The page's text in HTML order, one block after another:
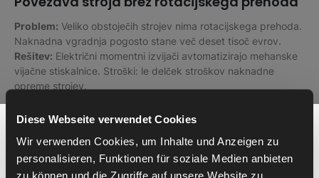
Diese Webseite verwendet Cookies
Wir verwenden Cookies, um Inhalte und Anzeigen zu
personalisieren, Funktionen für soziale Medien anbieten
zu können und die Zugriffe auf unsere Website zu
Problem: Veliko obstoječih strojev nima rotacijskega prehoda.
Naknadna vgradnja pogosto stane več deset tisoč evrov.
Rešitev: Električni momentni izvijači avtomatizirajo mehanske
vijačne stiskalnice. Stroški: le delček stroškov naknadne
opreme strojev.
Raznolikost delov in prilagodljivost
Problem:Proizvajalec po naročilu s široko paleto izdelkov –
pri mehanskih sistemih je čas preureditve opreme dolg.
Potrebujete pomoč pri
avtomatizaciji?